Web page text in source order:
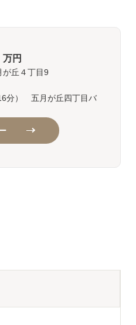
万円
が丘４丁目9
分） 五月が丘四丁目バ